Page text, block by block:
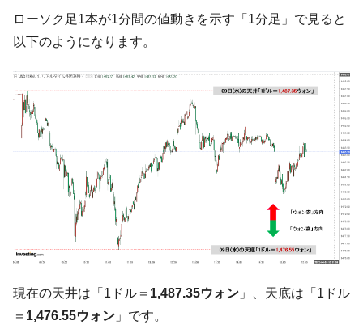
『Money1』
【対日本円】ウォン安が急進！ 日米の協調
は韓国で『BYD』車は売れている。6カ月で対前年同期比
1.9倍！
『Money1』
在韓米国大使スティールが着韓！⇒ さっそ
く空港に詰めかけ「出て行け！」「極右勢力」のプラカー
ドを掲げる「在韓反米勢力」
『Money1』
韓国政府「2035年までに18.4GW規模のAIデ
ータセンター整備」⇒ だから無理だってば。
『Money1』
JPモルガン「韓国レバレッジETFの清算は
ほぼ終わった」
発。
『Money1』
韓国政府「ニセＫ-ブランドを通報しようキ
ローソク足1本が1分間の値動きを示す「1分足」で見ると
以下のようになります。
現在の天井は「1ドル＝ 1,487.35ウォン 」、天底は「1ドル
＝ 1,476.55ウォン 」です。